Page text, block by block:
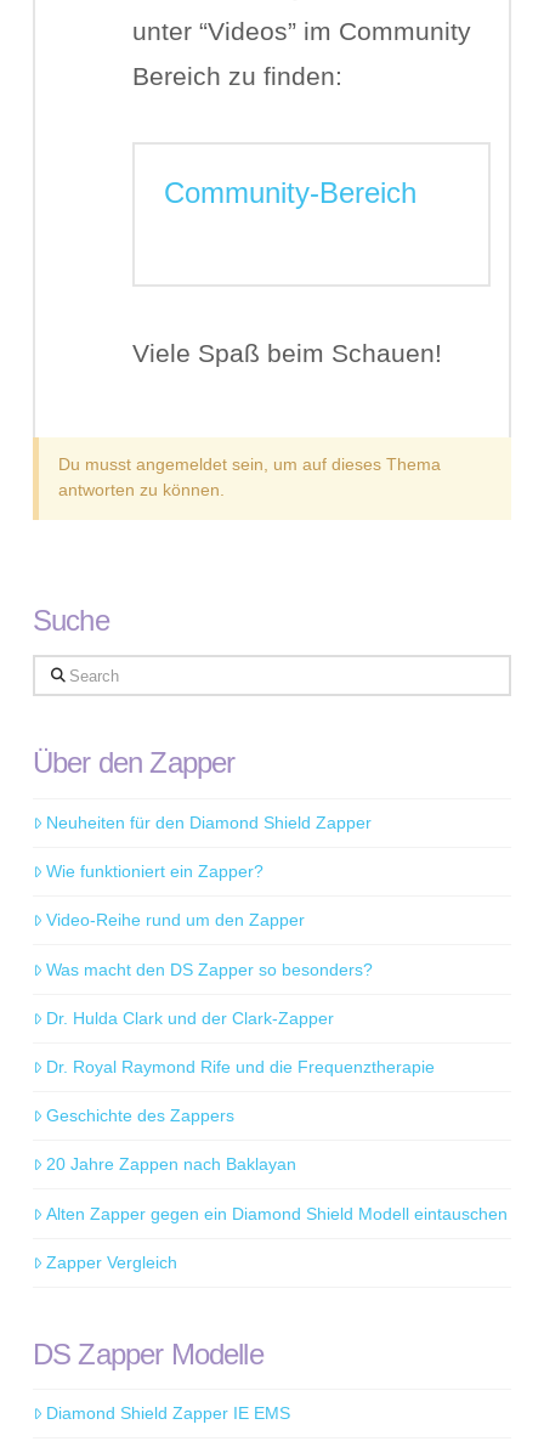
unter “Videos” im Community
Bereich zu finden:
Community-Bereich
Viele Spaß beim Schauen!
Du musst angemeldet sein, um auf dieses Thema
antworten zu können.
Suche
Search
Über den Zapper
Neuheiten für den Diamond Shield Zapper
Wie funktioniert ein Zapper?
Video-Reihe rund um den Zapper
Was macht den DS Zapper so besonders?
Dr. Hulda Clark und der Clark-Zapper
Dr. Royal Raymond Rife und die Frequenztherapie
Geschichte des Zappers
20 Jahre Zappen nach Baklayan
Alten Zapper gegen ein Diamond Shield Modell eintauschen
Zapper Vergleich
DS Zapper Modelle
Diamond Shield Zapper IE EMS